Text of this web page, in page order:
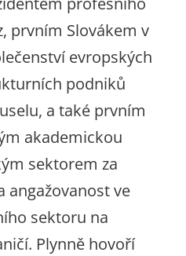
prvním Slovákem v
evropských
podniků
a také prvním
akademickou
sektorem za
angažovanost ve
sektoru na
Plynně hovoří